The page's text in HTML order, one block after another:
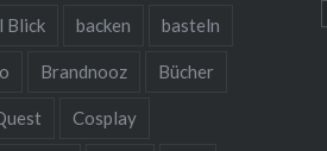
Blick backen basteln
Brandnooz Bücher
Cosplay